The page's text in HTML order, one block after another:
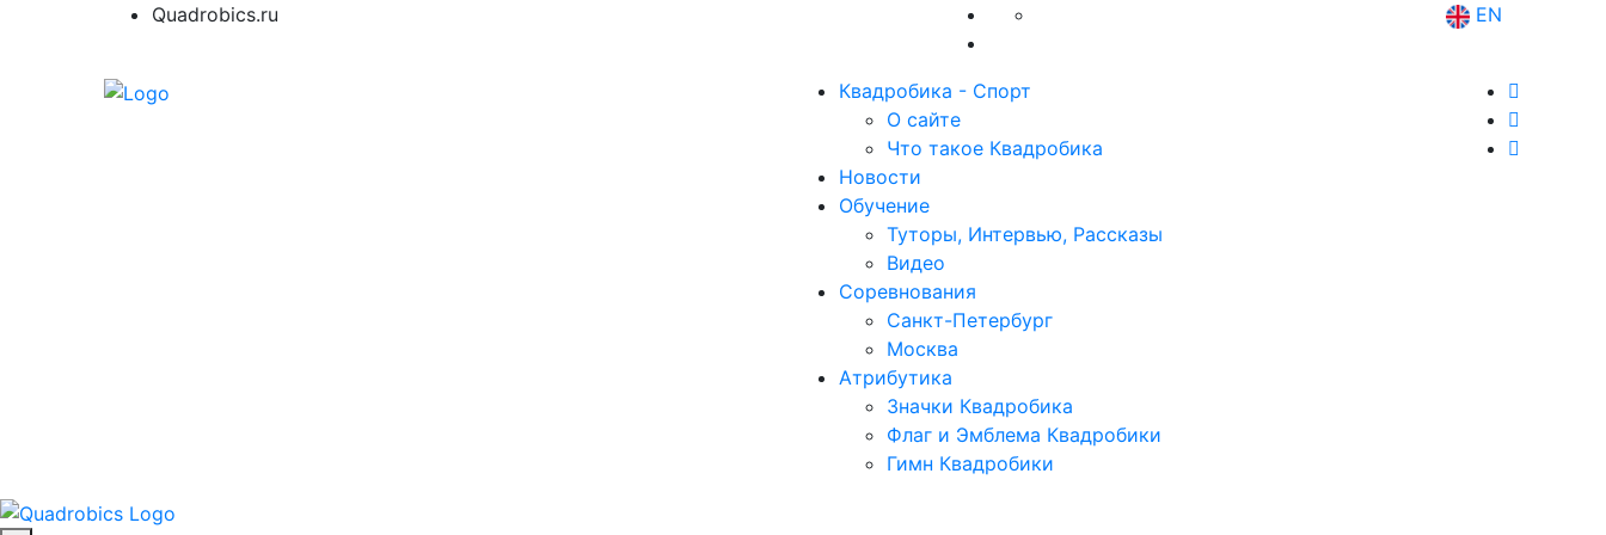
Quadrobics.ru EN
Квадробика - Спорт
О сайте
Что такое Квадробика
Новости
Обучение
Туторы, Интервью, Рассказы
Видео
Соревнования
Санкт-Петербург
Москва
Атрибутика
Значки Квадробика
Флаг и Эмблема Квадробики
Гимн Квадробики